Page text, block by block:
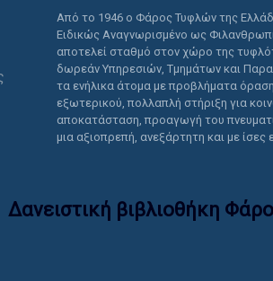
Από το 1946 ο Φάρος Τυφλών της
Ειδικώς Αναγνωρισμένο ως
αποτελεί σταθμό στον χώρο της
δωρεάν Υπηρεσιών, Τμημάτων και
τα ενήλικα άτομα με προβλήματα
εξωτερικού, πολλαπλή στήριξη για
αποκατάσταση, προαγωγή του
μια αξιοπρεπή, ανεξάρτητη και με ίσες
Δανειστική βιβλιοθήκη